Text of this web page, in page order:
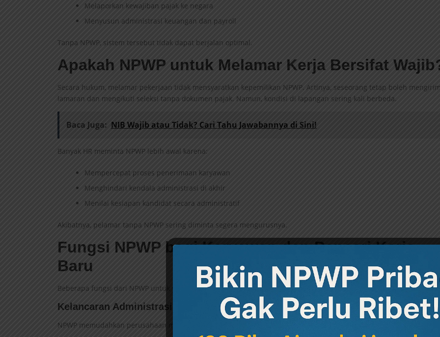
Melaporkan kewajiban pajak ke negara
Menyusun administrasi keuangan dan payroll
Tanpa NPWP, sistem tersebut tidak dapat berjalan optimal.
Apakah NPWP untuk Melamar Kerja Bersifat
Secara hukum, melamar pekerjaan tidak mensyaratkan kepemilikan NPWP. Artinya, seseorang tetap boleh
lamaran dan mengikuti seleksi tanpa dokumen pajak. Namun, kondisi di lapangan sering kali berbeda.
Baca Juga: NIB Wajib atau Tidak? Cari Tahu Jawabannya di Sini!
Banyak HR meminta NPWP lebih awal karena:
Mempercepat proses penerimaan karyawan
Menghindari kendala administrasi di akhir
Menilai kesiapan kandidat secara administratif
Akibatnya, pelamar tanpa NPWP sering diminta segera mengurusnya.
Fungsi NPWP bagi Karyawan dan Pencari Kerja
Baru
Beberapa fungsi dari NPWP untuk yang baru melamar pekerjaan yaitu:
Kelancaran Administrasi Kepegawaian
NPWP memudahkan perusahaan memasukkan data karyawan ke sistem internal tanpa hambatan.